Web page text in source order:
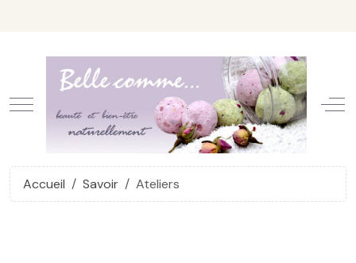
Mobile Menu Toggle
Accueil Savoir Ateliers